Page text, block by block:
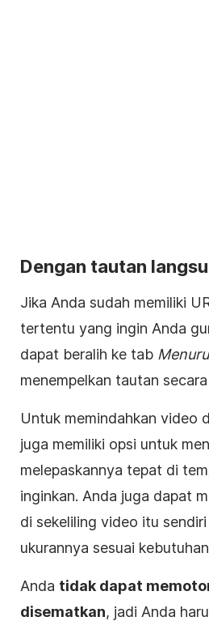
Dengan tautan
Jika Anda sudah memiliki
tertentu yang ingin Anda
dapat beralih ke tab
menempelkan tautan
Untuk memindahkan video
juga memiliki opsi untuk
melepaskannya tepat di
inginkan. Anda juga dapat
di sekeliling video itu
ukurannya sesuai
Anda tidak dapat
disematkan, jadi Anda